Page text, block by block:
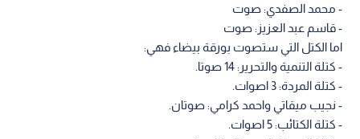
- محمد الصفدي: صوت
- قاسم عبد العزيز: صوت
اما الكتل التي ستصوت بورقة بيضاء فهي:
- كتلة التنمية والتحرير: 14 صوتا.
- كتلة المردة: 3 اصوات.
- نجيب ميقاتي واحمد كرامي: صوتان.
- كتلة الكتائب: 5 اصوات.